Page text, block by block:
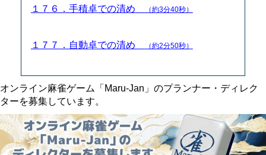
１７６．手積卓での清め （約3分40秒）
１７７．自動卓での清め （約2分50秒）
オンライン麻雀ゲーム「Maru-Jan」のプランナー・ディレク
ターを募集しています。